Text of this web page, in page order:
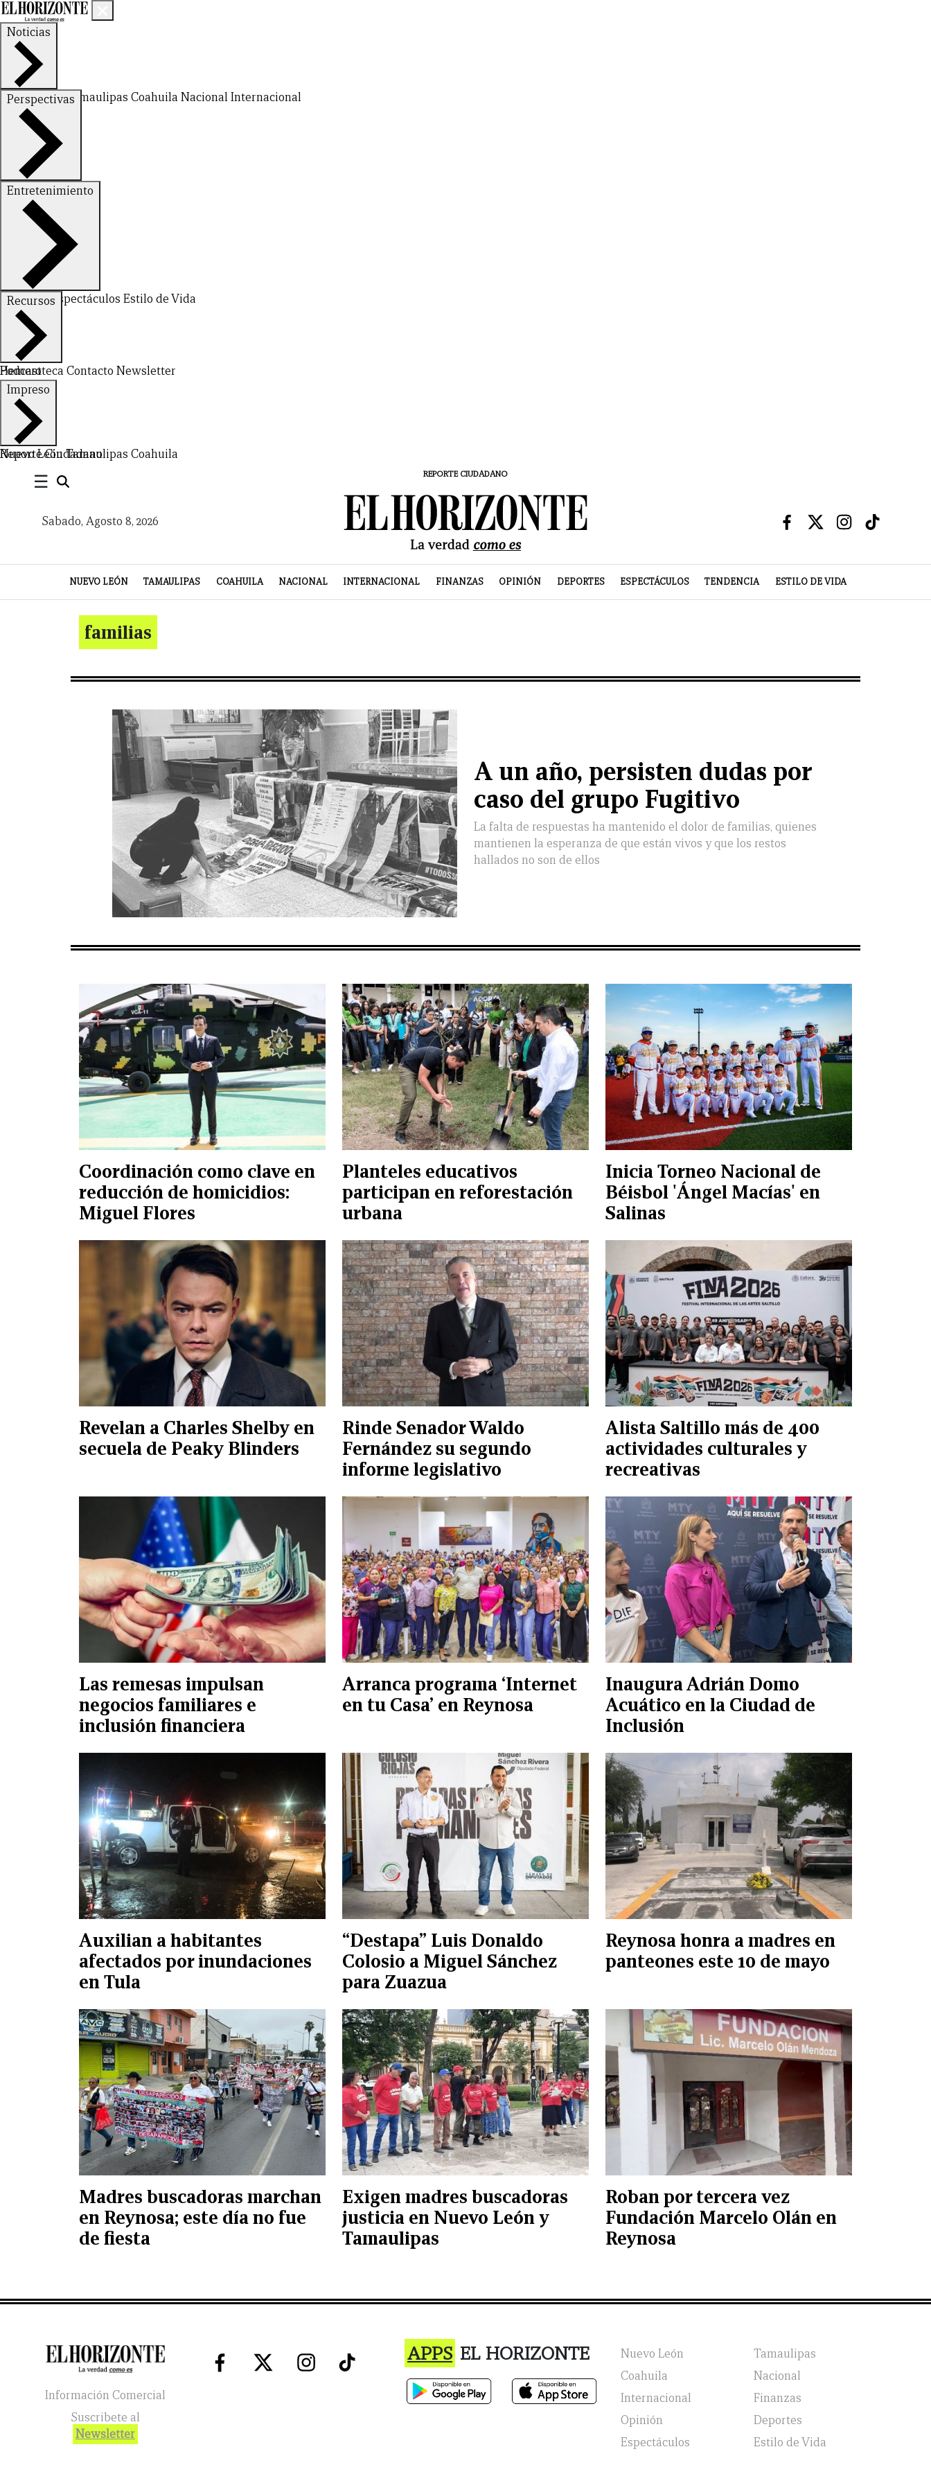
Noticias
Nuevo LeónTamaulipas Coahuila NacionalInternacional
Perspectivas
FinanzasOpinión
Entretenimiento
DeportesEspectáculos Estilo de Vida
Recursos
Hemeroteca Contacto Newsletter
Podcast
Impreso
Nuevo LeónTamaulipas Coahuila
Reporte Ciudadano
☰ REPORTE CIUDADANO
Sabado, Agosto 8, 2026
NUEVO LEÓN TAMAULIPAS COAHUILA NACIONAL INTERNACIONAL FINANZAS OPINIÓN DEPORTES ESPECTÁCULOS TENDENCIA ESTILO DE VIDA
CERRAR
X
NUEVO
LEÓN
TAMAULIPAS
COAHUILA
NACIONAL
INTERNACIONAL
FINANZAS
OPINIÓN
DEPORTES
ESPECTÁCULOS
TENDENCIA
ESTILO
DE
VIDA
PODCAST
CONTACTO
NEWSLETTER
HEMEROTECA
SUPLEMENTOS
familias
A un año, persisten dudas por
caso del grupo Fugitivo
La falta de respuestas ha mantenido el dolor de familias, quienes
mantienen la esperanza de que están vivos y que los restos
hallados no son de ellos
Coordinación como clave en
reducción de homicidios:
Miguel Flores
Planteles educativos
participan en reforestación
urbana
Inicia Torneo Nacional de
Béisbol 'Ángel Macías' en
Salinas
Revelan a Charles Shelby en
secuela de Peaky Blinders
Rinde Senador Waldo
Fernández su segundo
informe legislativo
Alista Saltillo más de 400
actividades culturales y
recreativas
Las remesas impulsan
negocios familiares e
inclusión financiera
Arranca programa ‘Internet
en tu Casa’ en Reynosa
Inaugura Adrián Domo
Acuático en la Ciudad de
Inclusión
Auxilian a habitantes
afectados por inundaciones
en Tula
“Destapa” Luis Donaldo
Colosio a Miguel Sánchez
para Zuazua
Reynosa honra a madres en
panteones este 10 de mayo
Madres buscadoras marchan
en Reynosa; este día no fue
de fiesta
Exigen madres buscadoras
justicia en Nuevo León y
Tamaulipas
Roban por tercera vez
Fundación Marcelo Olán en
Reynosa
Información Comercial
Suscribete al
Newsletter
APPS EL HORIZONTE Nuevo León
Tamaulipas
Coahuila
Nacional
Internacional
Finanzas
Opinión
Deportes
Espectáculos
Estilo de Vida